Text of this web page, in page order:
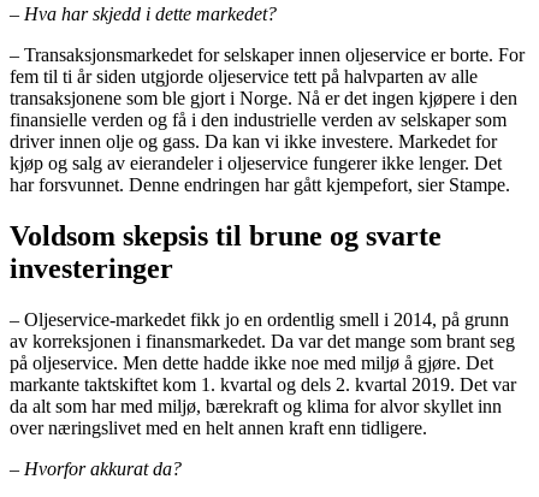
– Hva har skjedd i dette markedet?
– Transaksjonsmarkedet for selskaper innen oljeservice er borte. For
fem til ti år siden utgjorde oljeservice tett på halvparten av alle
transaksjonene som ble gjort i Norge. Nå er det ingen kjøpere i den
finansielle verden og få i den industrielle verden av selskaper som
driver innen olje og gass. Da kan vi ikke investere. Markedet for
kjøp og salg av eierandeler i oljeservice fungerer ikke lenger. Det
har forsvunnet. Denne endringen har gått kjempefort, sier Stampe.
Voldsom skepsis til brune og svarte
investeringer
– Oljeservice-markedet fikk jo en ordentlig smell i 2014, på grunn
av korreksjonen i finansmarkedet. Da var det mange som brant seg
på oljeservice. Men dette hadde ikke noe med miljø å gjøre. Det
markante taktskiftet kom 1. kvartal og dels 2. kvartal 2019. Det var
da alt som har med miljø, bærekraft og klima for alvor skyllet inn
over næringslivet med en helt annen kraft enn tidligere.
– Hvorfor akkurat da?